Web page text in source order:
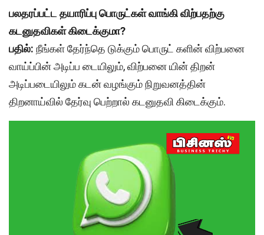
பலதரப்பட்ட தயாரிப்பு பொருட்கள் வாங்கி விற்பதற்கு
கடனுதவிகள் கிடைக்குமா?
பதில்: நீங்கள் தேர்ந்தெ டுக்கும் பொருட் களின் விற்பனை
வாய்ப்பின் அடிப்ப டையிலும், விற்பனை யின் திறன்
அடிப்படையிலும் கடன் வழங்கும் நிறுவனத்தின்
திறனாய்வில் தேர்வு பெற்றால் கடனுதவி கிடைக்கும்.